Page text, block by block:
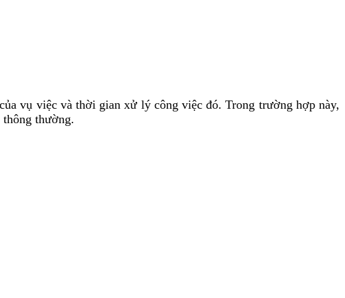
vụ việc và thời gian xử lý công việc đó. Trong trường hợp này,
thường.